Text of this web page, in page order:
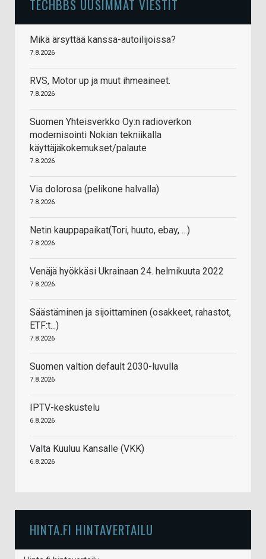
TECHBBS UUSIMMAT VIESTIT
Mikä ärsyttää kanssa-autoilijoissa?
7.8.2026
RVS, Motor up ja muut ihmeaineet.
7.8.2026
Suomen Yhteisverkko Oy:n radioverkon
modernisointi Nokian tekniikalla
käyttäjäkokemukset/palaute
7.8.2026
Via dolorosa (pelikone halvalla)
7.8.2026
Netin kauppapaikat(Tori, huuto, ebay, ...)
7.8.2026
Venäjä hyökkäsi Ukrainaan 24. helmikuuta 2022
7.8.2026
Säästäminen ja sijoittaminen (osakkeet, rahastot,
ETF:t...)
7.8.2026
Suomen valtion default 2030-luvulla
7.8.2026
IPTV-keskustelu
6.8.2026
Valta Kuuluu Kansalle (VKK)
6.8.2026
HINTA.FI HINTAVERTAILU